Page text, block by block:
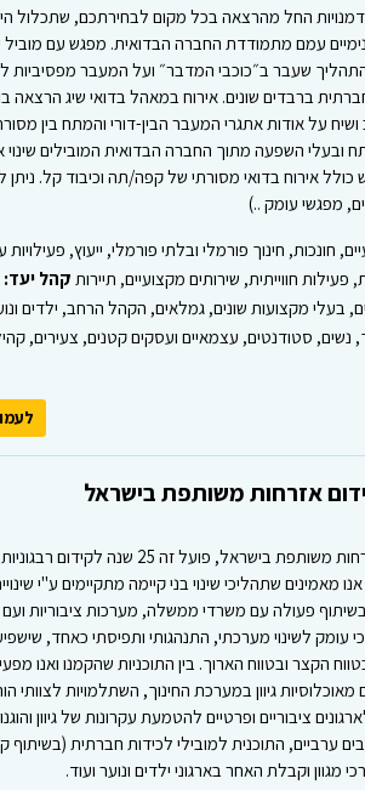
החל מהרצאה בכל מקום לבחירתכם, שתכלול
עמם מתמודדת החברה הבדואית. מפגש עם מוביל
שעבר ב״כוכבי המדבר״ ועל המעבר מפסיביות
ברבדים שונים. אירוח במאהל בדואי שיג הרצאה
על אודות אתגרי המעבר הבין-דורי והמתח בין
ובעלי השפעה מתוך החברה הבדואית המובילים שינוי
אירוח בדואי מסורתי של קפה/תה וכיבוד קל. ניתן
מפגשי עומק ..)
חונכות, חינוך פורמלי ובלתי פורמלי, ייעוץ,
חווייתית, שירותים מקצועיים, תיירות קהל יעד:
בעלי מקצועות שונים, גמלאים, הקהל הרחב, ילדים
סטודנטים, עצמאיים ועסקים קטנים, צעירים,
אזרחות משותפת בישראל
מרחבים – המכון לקידום אזרחות משותפת בישראל, פועל זה 25 שנה
מאמינים שתהליכי שינוי בני קיימה מתקיימים ע"י
בשיתוף פעולה עם משרדי ממשלה, מערכות ציבוריות ועם
עומק לשינוי מערכתי, התנהגותי ותפיסתי כאחד,
הקצר ובטווח הארוך. בין התוכניות שהקמנו ואנו
מאוכלוסיות גיוון במערכת החינוך, השתלמויות לצוותי
ציבוריים ופרטיים להטמעת עקרונות של גיוון
ערביים, התוכנית למובילי לכידות חברתית (בשיתוף
מגוון וקבלת האחר בארגוני ילדים ונוער ועוד.